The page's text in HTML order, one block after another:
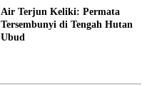
Air Terjun Keliki: Permata
Tersembunyi di Tengah Hutan
Ubud